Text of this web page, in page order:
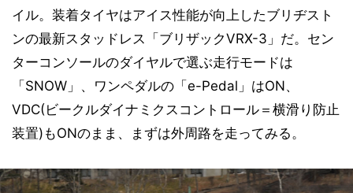
イル。装着タイヤはアイス性能が向上したブリヂスト
ンの最新スタッドレス「ブリザックVRX-3」だ。セン
ターコンソールのダイヤルで選ぶ走行モードは
「SNOW」、ワンペダルの「e-Pedal」はON、
VDC(ビークルダイナミクスコントロール＝横滑り防止
装置)もONのまま、まずは外周路を走ってみる。